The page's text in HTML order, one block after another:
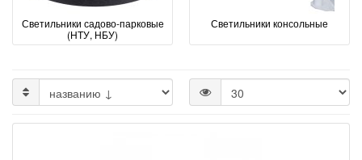
Светильники садово-парковые
(НТУ, НБУ)
Светильники консольные